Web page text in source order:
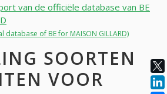
van de officiële database van BE
of BE for MAISON GILLARD)
SOORTEN
VOOR